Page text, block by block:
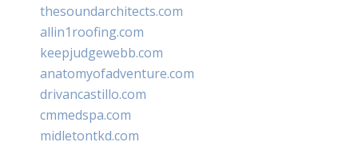
thesoundarchitects.com
allin1roofing.com
keepjudgewebb.com
anatomyofadventure.com
drivancastillo.com
cmmedspa.com
midletontkd.com